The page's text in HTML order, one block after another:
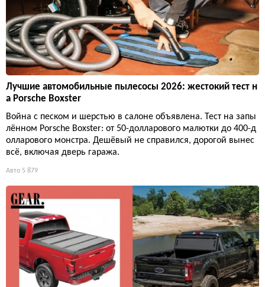
Лучшие автомобильные пылесосы 2026: жестокий тест н
а Porsche Boxster
Война с песком и шерстью в салоне объявлена. Тест на запы
лённом Porsche Boxster: от 50-долларового малютки до 400-д
олларового монстра. Дешёвый не справился, дорогой вынес
всё, включая дверь гаража.
Авто 5 879